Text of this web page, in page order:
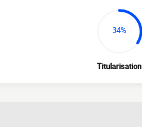
34%
Titularisation